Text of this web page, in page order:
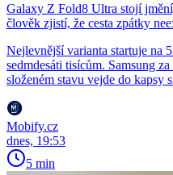
Galaxy Z Fold8 Ultra stojí
člověk zjistí, že cesta zpátky
Nejlevnější varianta startuje na
sedmdesáti tisícům. Samsung
složeném stavu vejde do kapsy
Mobify.cz
dnes, 19:53
5 min